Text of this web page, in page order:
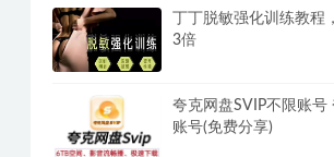
丁丁脱敏强化训练教程
3倍
夸克网盘SVIP不限账号
账号(免费分享)